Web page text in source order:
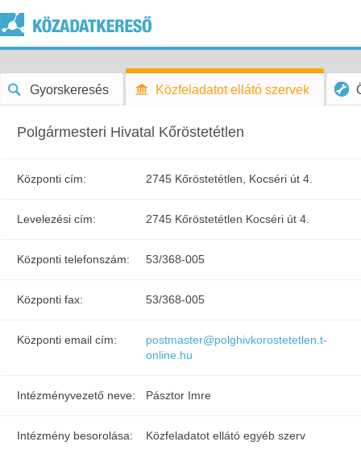
Gyorskeresés Közfeladatot ellátó szervek
Polgármesteri Hivatal Kőröstetétlen
Központi cím: 2745 Kőröstetétlen, Kocséri út 4.
Levelezési cím: 2745 Kőröstetétlen Kocséri út 4.
Központi telefonszám: 53/368-005
Központi fax: 53/368-005
Központi email cím:
postmaster@polghivkorostetetlen.t-
online.hu
Intézményvezető neve: Pásztor Imre
Intézmény besorolása: Közfeladatot ellátó egyéb szerv